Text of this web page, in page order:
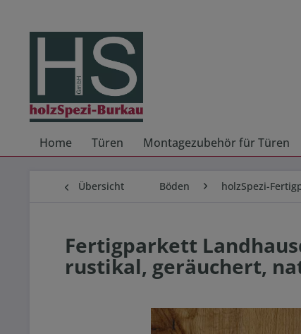
Home Türen Montagezubehör für Türen
Übersicht Böden holzSpezi-
Fertigparkett
rustikal, geräuchert,